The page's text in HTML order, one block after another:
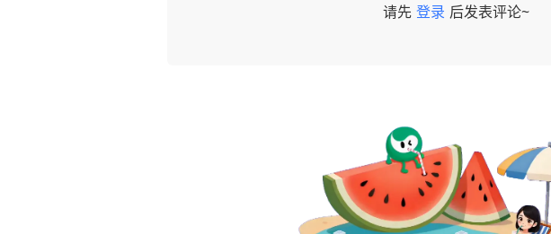
请先 登录 后发表评论~